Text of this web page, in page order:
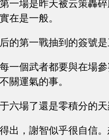
一場是昨天被云策轟
在是一般。
的第一戰抽到的簽號
一個武者都要與在場
關運氣的事。
六場了還是零積分的
出，謝智似乎很自信